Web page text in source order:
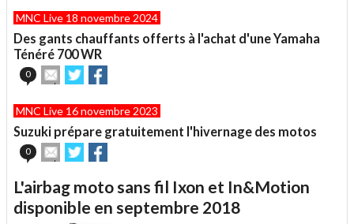
à
ami
MNC Live 18 novembre 2024
Des gants chauffants offerts à l'achat d'une Yamaha
Ténéré 700 WR
0
Envoyer
cet
à
un
ami
Partager
sur sur
MNC Live 16 novembre 2023
Suzuki prépare gratuitement l'hivernage des motos
0
Envoyer
cet
à
un
ami
Partager
sur sur
L'airbag moto sans fil Ixon et In&Motion
disponible en septembre 2018